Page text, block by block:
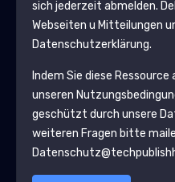
sich jederzeit abmelden.
Webseiten u Mitteilungen
Datenschutzerklärung.
Indem Sie diese
unseren
geschützt durch unsere
weiteren Fragen bitte